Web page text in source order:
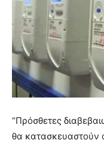
“Πρόσθετες
θα κατασκευαστούν